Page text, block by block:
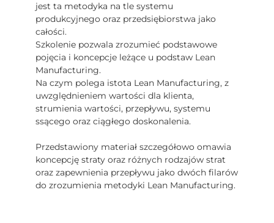
jest ta metodyka na tle systemu
produkcyjnego oraz przedsiębiorstwa jako
całości.
Szkolenie pozwala zrozumieć podstawowe
pojęcia i koncepcje leżące u podstaw Lean
Manufacturing.
Na czym polega istota Lean Manufacturing, z
uwzględnieniem wartości dla klienta,
strumienia wartości, przepływu, systemu
ssącego oraz ciągłego doskonalenia.
Przedstawiony materiał szczegółowo omawia
koncepcję straty oraz różnych rodzajów strat
oraz zapewnienia przepływu jako dwóch filarów
do zrozumienia metodyki Lean Manufacturing.